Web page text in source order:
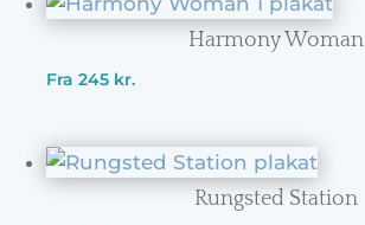
Harmony Woman
Fra245 kr.
Rungsted Station